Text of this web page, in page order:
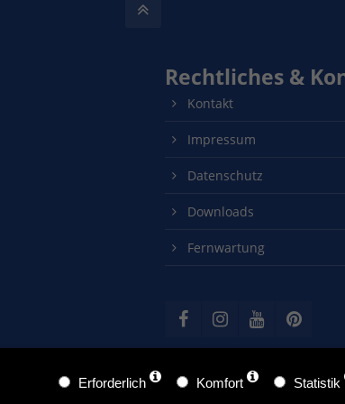
Rechtliches &
Kontakt
Impressum
Datenschutz
Downloads
Fernwartung
Erforderlich Komfort Statistik